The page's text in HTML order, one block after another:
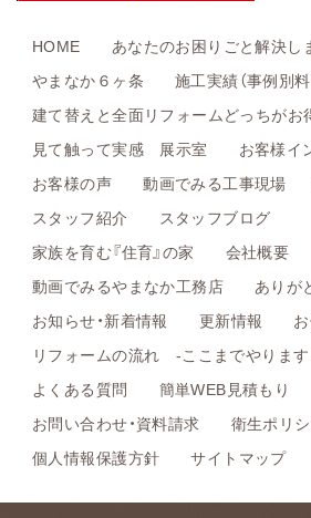
HOME
あなたのお困りごと解決し
やまなか６ヶ条
施工実績（事例別
建て替えと全面リフォームどっちがお
見て触って実感 展示室
お客様イ
お客様の声
動画でみる工事現場
スタッフ紹介
スタッフブログ
家族を育む『住育』の家
会社概要
動画でみるやまなか工務店
ありが
お知らせ・新着情報
更新情報
リフォームの流れ -ここまでやります
よくある質問
簡単WEB見積もり
お問い合わせ・資料請求
衛生ポリ
個人情報保護方針
サイトマップ